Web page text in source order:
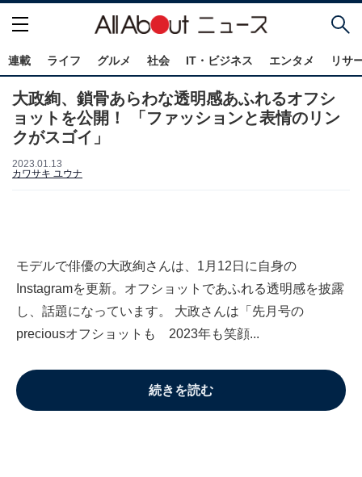
連載 ライフ グルメ 社会 IT・ビジネス エンタメ リサ
大政絢、鎖骨あらわな透明感あふれるオフシ
ョットを公開！ 「ファッションと表情のリン
クがスゴイ」
2023.01.13
カワサキ ユウナ
モデルで俳優の大政絢さんは、1月12日に自身の
Instagramを更新。オフショットであふれる透明感を披露
し、話題になっています。 大政さんは「先月号の
preciousオフショットも 2023年も笑顔...
続きを読む